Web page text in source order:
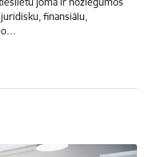
finansiālu,